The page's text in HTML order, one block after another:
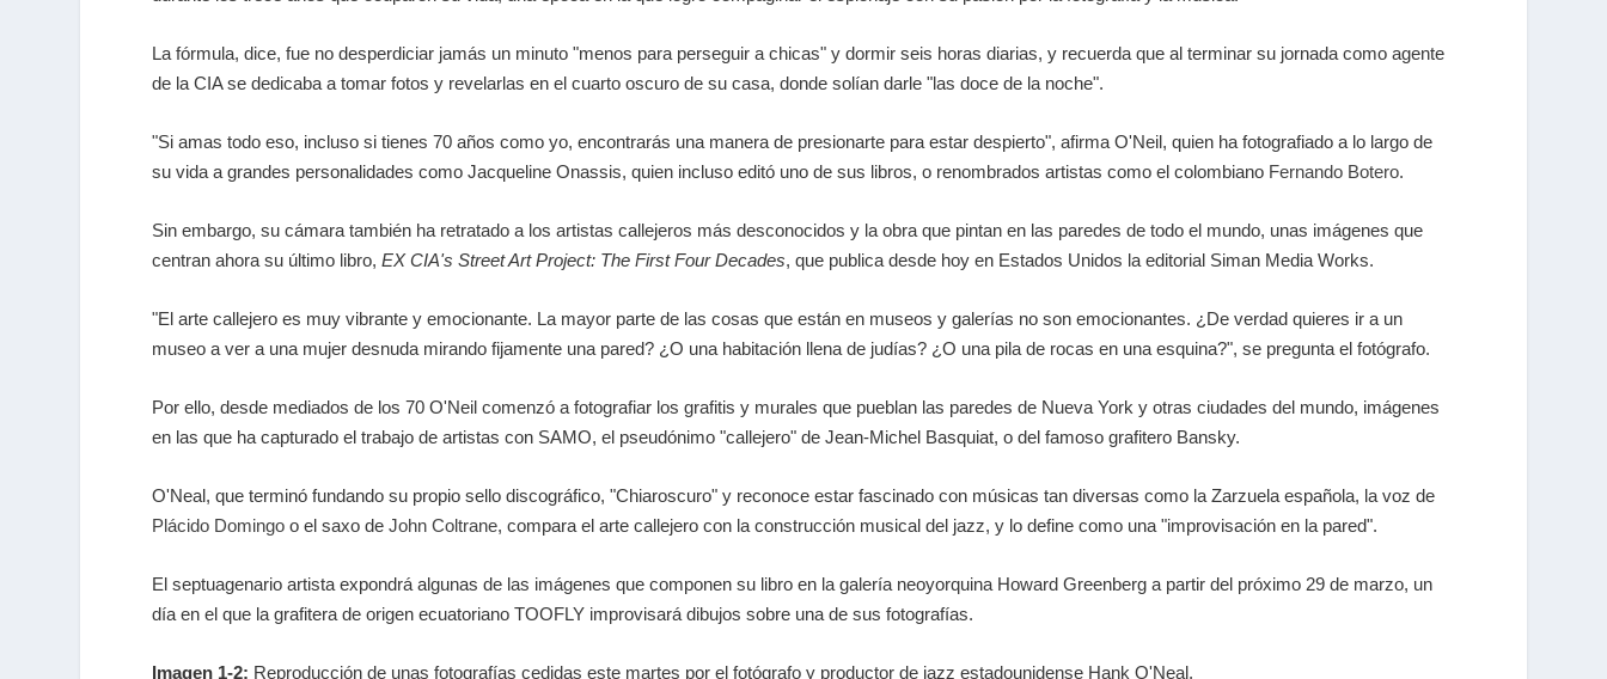
La fórmula, dice, fue no desperdiciar jamás un minuto "menos para perseguir a chicas" y dormir seis horas diarias, y recuerda que al terminar su jornada como agente
de la CIA se dedicaba a tomar fotos y revelarlas en el cuarto oscuro de su casa, donde solían darle "las doce de la noche".
"Si amas todo eso, incluso si tienes 70 años como yo, encontrarás una manera de presionarte para estar despierto", afirma O'Neil, quien ha fotografiado a lo largo de
su vida a grandes personalidades como Jacqueline Onassis, quien incluso editó uno de sus libros, o renombrados artistas como el colombiano Fernando Botero.
Sin embargo, su cámara también ha retratado a los artistas callejeros más desconocidos y la obra que pintan en las paredes de todo el mundo, unas imágenes que
centran ahora su último libro,EX CIA's Street Art Project: The First Four Decades, que publica desde hoy en Estados Unidos la editorial Siman Media Works.
"El arte callejero es muy vibrante y emocionante. La mayor parte de las cosas que están en museos y galerías no son emocionantes. ¿De verdad quieres ir a un
museo a ver a una mujer desnuda mirando fijamente una pared? ¿O una habitación llena de judías? ¿O una pila de rocas en una esquina?", se pregunta el fotógrafo.
Por ello, desde mediados de los 70 O'Neil comenzó a fotografiar los grafitis y murales que pueblan las paredes de Nueva York y otras ciudades del mundo, imágenes
en las que ha capturado el trabajo de artistas con SAMO, el pseudónimo "callejero" de Jean-Michel Basquiat, o del famoso grafitero Bansky.
O'Neal, que terminó fundando su propio sello discográfico, "Chiaroscuro" y reconoce estar fascinado con músicas tan diversas como la Zarzuela española, la voz de
Plácido Domingo o el saxo deJohn Coltrane, compara el arte callejero con la construcción musical del jazz, y lo define como una "improvisación en la pared".
El septuagenario artista expondrá algunas de las imágenes que componen su libro en la galería neoyorquina Howard Greenberg a partir del próximo 29 de marzo, un
día en el que la grafitera de origen ecuatoriano TOOFLY improvisará dibujos sobre una de sus fotografías.
Imagen 1-2: Reproducción de unas fotografías cedidas este martes por el fotógrafo y productor de jazz estadounidense Hank O'Neal.